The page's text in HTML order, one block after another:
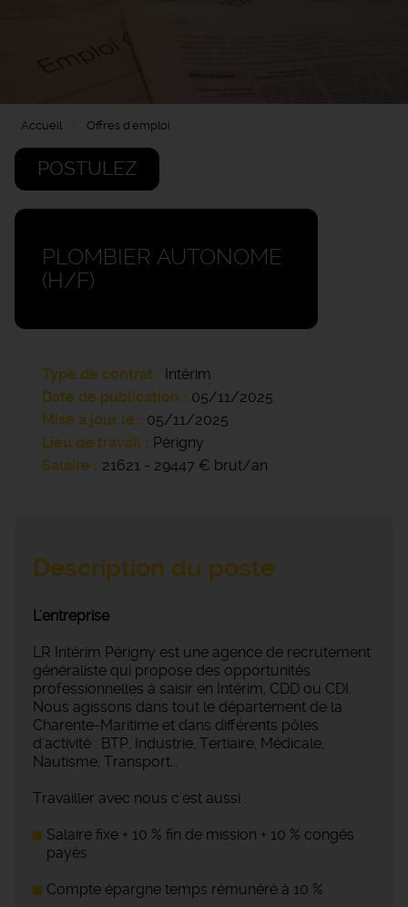
Accueil Offres d'emploi
POSTULEZ
PLOMBIER AUTONOME
(H/F)
Type de contrat
Intérim
Date de publication
05/11/2025
Mise à jour le
05/11/2025
Lieu de travail
Périgny
Salaire
21621 - 29447 € brut/an
Description du poste
L'entreprise
LR Intérim Périgny est une agence de recrutement
généraliste qui propose des opportunités
professionnelles à saisir en Intérim, CDD ou CDI.
Nous agissons dans tout le département de la
Charente-Maritime et dans différents pôles
d'activité : BTP, Industrie, Tertiaire, Médicale,
Nautisme, Transport...
Travailler avec nous c'est aussi :
Salaire fixe + 10 % fin de mission + 10 % congés
payés
Compte épargne temps rémunéré à 10 %